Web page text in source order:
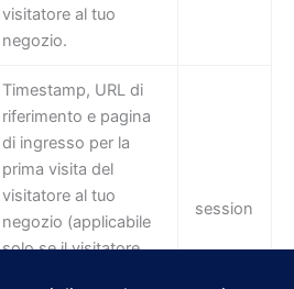
visitatore al tuo
negozio.
Timestamp, URL di
riferimento e pagina
di ingresso per la
prima visita del
visitatore al tuo
negozio (applicabile
solo se il visitatore
session